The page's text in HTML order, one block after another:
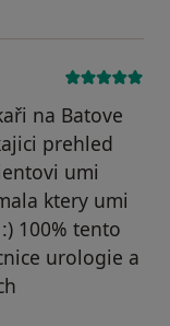
na Batove
prehled
umi
ktery umi
100% tento
urologie a
byl odstraněn